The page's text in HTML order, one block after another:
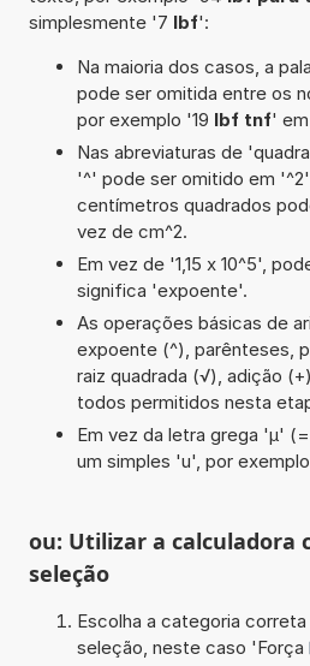
simplesmente '7 lbf':
Na maioria dos casos, a
pode ser omitida entre os
por exemplo '19 lbf tnf'
Nas abreviaturas de
'^' pode ser omitido em
centímetros quadrados
vez de cm^2.
Em vez de '1,15 x 10^5',
significa 'expoente'.
As operações básicas de
expoente (^), parênteses,
raiz quadrada (√), adição
todos permitidos nesta
Em vez da letra grega 'µ'
um simples 'u', por
ou: Utilizar a calculadora
seleção
Escolha a categoria
seleção, neste caso 'Força